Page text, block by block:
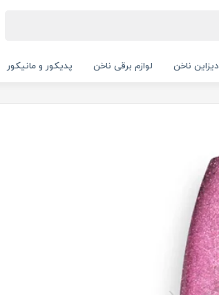
دیزاین ناخن لوازم برقی ناخن پدیکور و مانیکور